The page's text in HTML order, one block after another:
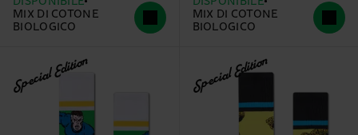
MIX DI COTONE
BIOLOGICO
MIX DI COTONE
BIOLOGICO
Special Edition Special Edition